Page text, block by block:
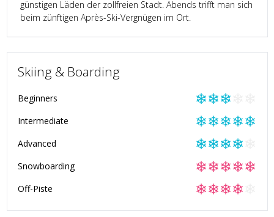
günstigen Läden der zollfreien Stadt. Abends trifft man sich
beim zünftigen Après-Ski-Vergnügen im Ort.
Skiing & Boarding
Beginners ❄❄❄
Intermediate ❄❄❄❄❄
Advanced ❄❄❄❄
Snowboarding ❄❄❄❄❄
Off-Piste ❄❄❄❄